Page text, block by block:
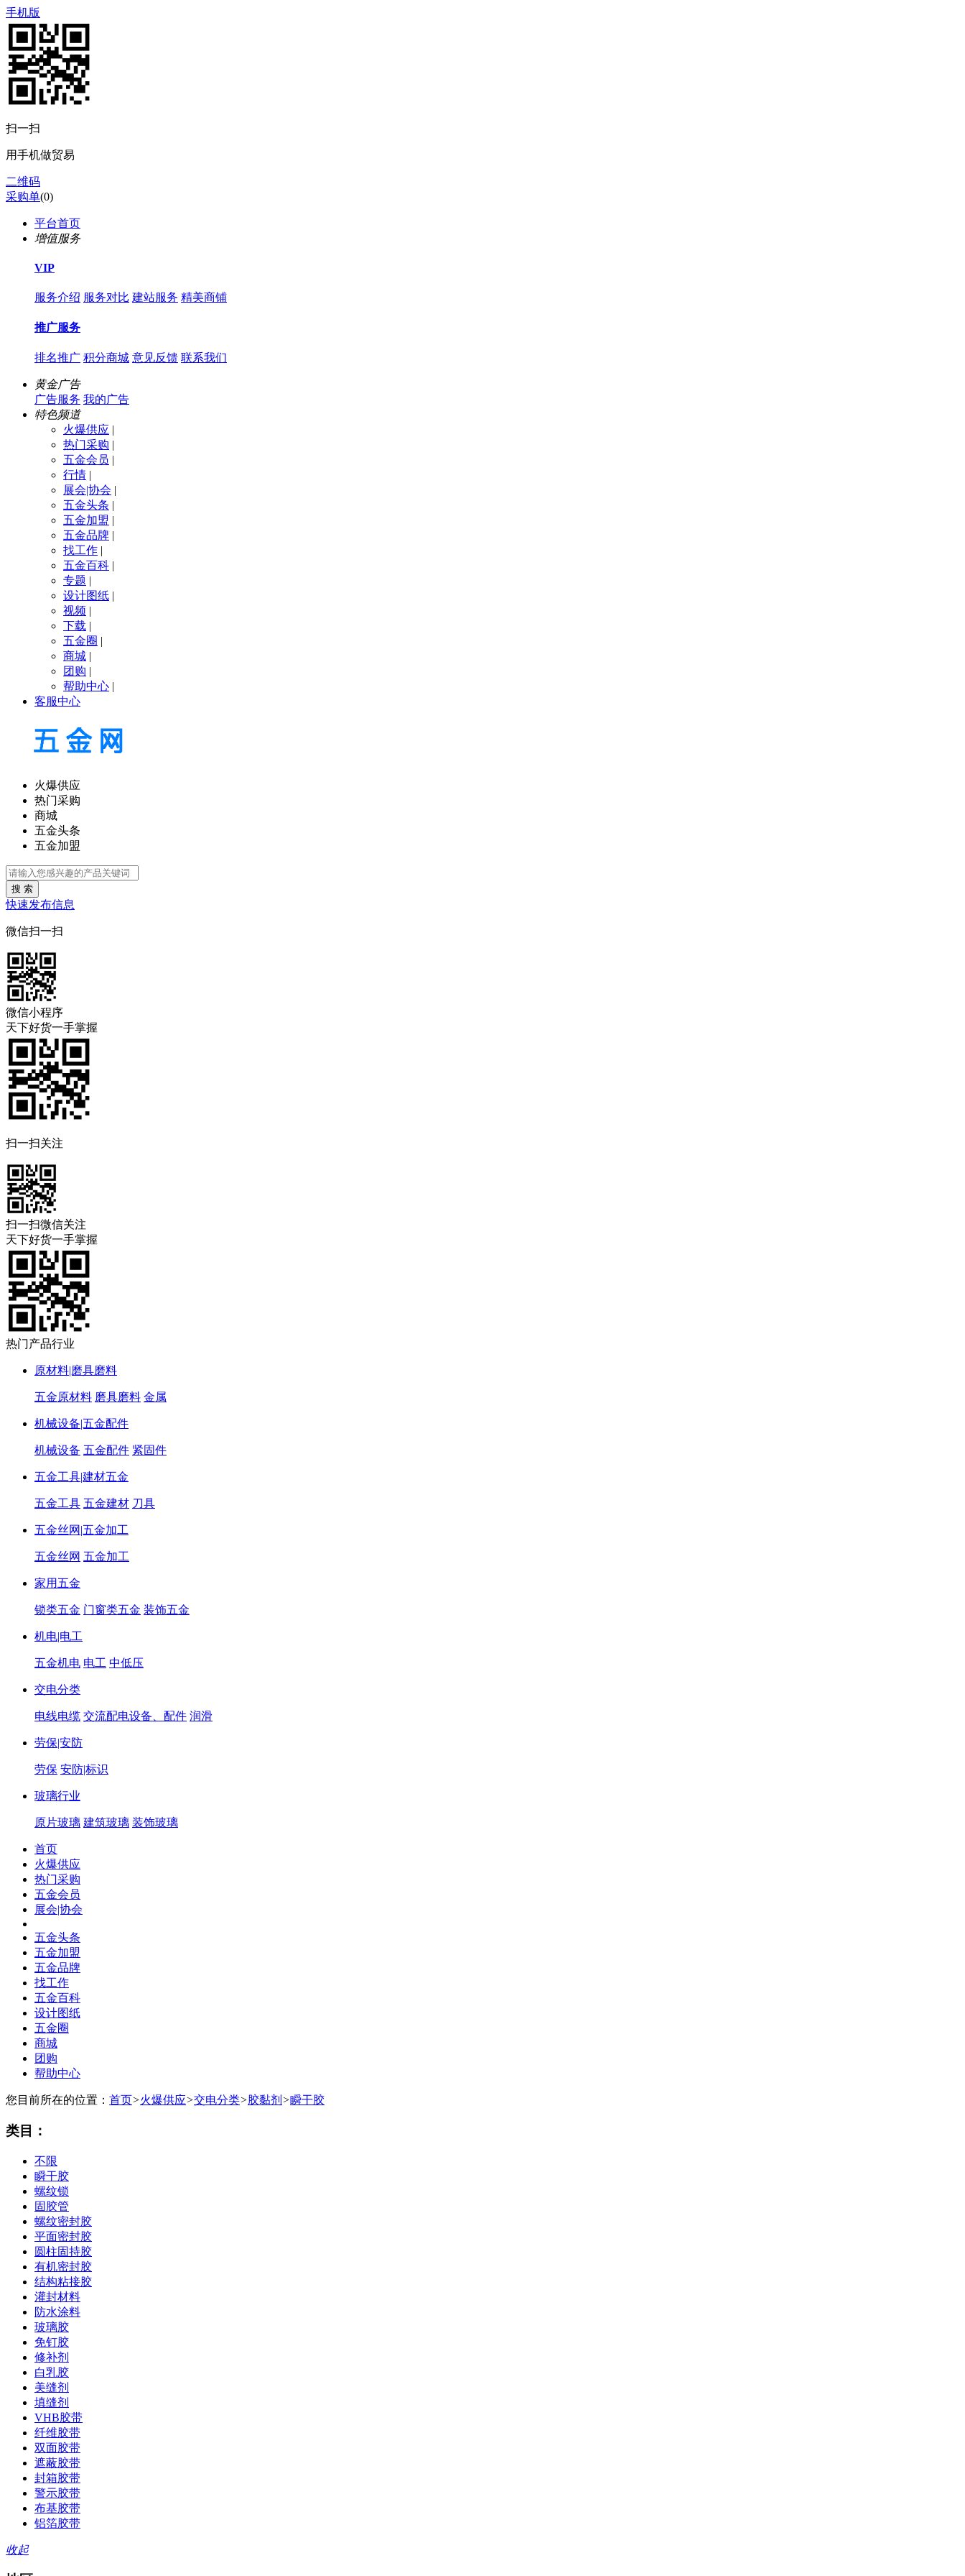
手机版
扫一扫
用手机做贸易
二维码
采购单(0)
平台首页
增值服务
VIP
服务介绍 服务对比 建站服务 精美商铺
推广服务
排名推广 积分商城 意见反馈 联系我们
黄金广告
广告服务 我的广告
特色频道
火爆供应 |
热门采购 |
五金会员 |
行情 |
展会|协会 |
五金头条 |
五金加盟 |
五金品牌 |
找工作 |
五金百科 |
专题 |
设计图纸 |
视频 |
下载 |
五金圈 |
商城 |
团购 |
帮助中心 |
客服中心
火爆供应
热门采购
商城
五金头条
五金加盟
搜 索
快速发布信息
微信扫一扫
微信小程序
天下好货一手掌握
扫一扫关注
扫一扫微信关注
天下好货一手掌握
热门产品行业
原材料|磨具磨料
五金原材料 磨具磨料 金属
机械设备|五金配件
机械设备 五金配件 紧固件
五金工具|建材五金
五金工具 五金建材 刀具
五金丝网|五金加工
五金丝网 五金加工
家用五金
锁类五金 门窗类五金 装饰五金
机电|电工
五金机电 电工 中低压
交电分类
电线电缆 交流配电设备、配件 润滑
劳保|安防
劳保 安防|标识
玻璃行业
原片玻璃 建筑玻璃 装饰玻璃
首页
火爆供应
热门采购
五金会员
展会|协会
五金头条
五金加盟
五金品牌
找工作
五金百科
设计图纸
五金圈
商城
团购
帮助中心
您目前所在的位置： 首页>火爆供应>交电分类>胶黏剂 >瞬干胶
类目：
不限
瞬干胶
螺纹锁
固胶管
螺纹密封胶
平面密封胶
圆柱固持胶
有机密封胶
结构粘接胶
灌封材料
防水涂料
玻璃胶
免钉胶
修补剂
白乳胶
美缝剂
填缝剂
VHB胶带
纤维胶带
双面胶带
遮蔽胶带
封箱胶带
警示胶带
布基胶带
铝箔胶带
收起